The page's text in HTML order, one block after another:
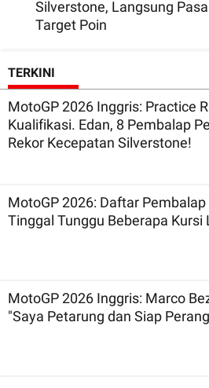
Silverstone, Langsung
Target Poin
TERKINI
MotoGP 2026 Inggris: Practice
Kualifikasi. Edan, 8 Pembalap
Rekor Kecepatan Silverstone!
MotoGP 2026: Daftar Pembalap
Tinggal Tunggu Beberapa Kursi
MotoGP 2026 Inggris: Marco
"Saya Petarung dan Siap